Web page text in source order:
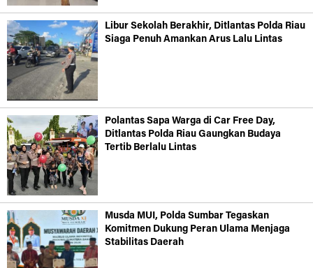
Libur Sekolah Berakhir, Ditlantas Polda Riau
Siaga Penuh Amankan Arus Lalu Lintas
Polantas Sapa Warga di Car Free Day,
Ditlantas Polda Riau Gaungkan Budaya
Tertib Berlalu Lintas
Musda MUI, Polda Sumbar Tegaskan
Komitmen Dukung Peran Ulama Menjaga
Stabilitas Daerah